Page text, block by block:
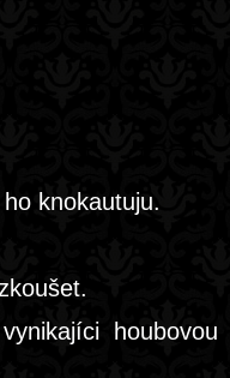
knokautuju.
houbovou